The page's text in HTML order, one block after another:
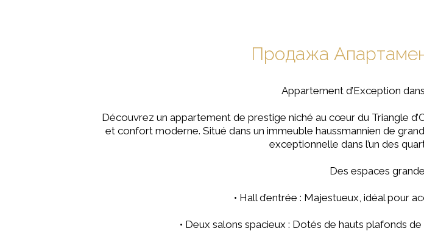
Продажа
Appartement d’Exception
Découvrez un appartement de prestige niché au cœur du Triangle
et confort moderne. Situé dans un immeuble haussmannien de
exceptionnelle dans l’un des
Des espaces
• Hall d’entrée : Majestueux, idéal pour
• Deux salons spacieux : Dotés de hauts plafonds